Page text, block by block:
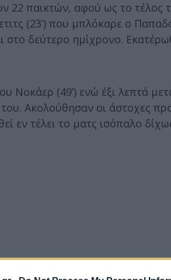
22 παικτών, αφού ως το τέλος
(23’) που μπλόκαρε ο
δεύτερο ημίχρονο.
(49’) ενώ έξι λεπτά
Ακολούθησαν οι άστοχες
εν τέλει το ματς ισόπαλο